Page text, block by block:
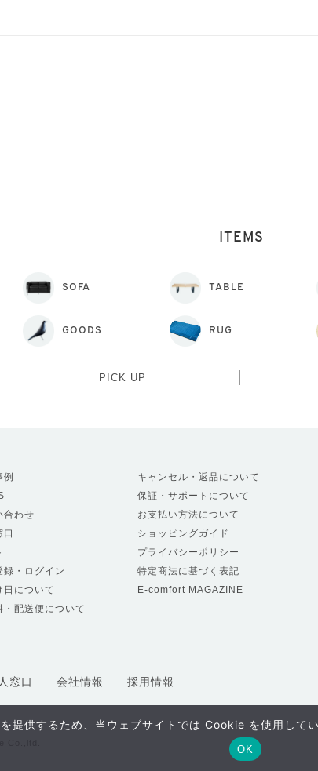
ITEMS
SOFA TABLE
GOODS RUG
PICK UP
例
合わせ
口
録・ログイン
日について
・配送便について
キャンセル・返品について
保証・サポートについて
お支払い方法について
ショッピングガイド
プライバシーポリシー
特定商法に基づく表記
E-comfort MAGAZINE
窓口 会社情報 採用情報
提供するため、当ウェブサイトでは Cookie を使用して
OK